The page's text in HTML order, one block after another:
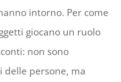
intorno. Per come
giocano un ruolo
non sono
delle persone, ma